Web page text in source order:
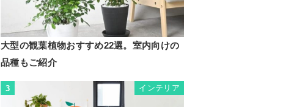
大型の観葉植物おすすめ22選。室内向けの
品種もご紹介
3 インテリア